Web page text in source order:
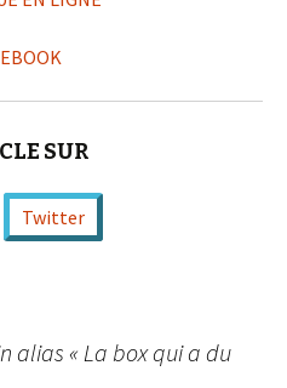
SUR
Twitter
alias « La box qui a du